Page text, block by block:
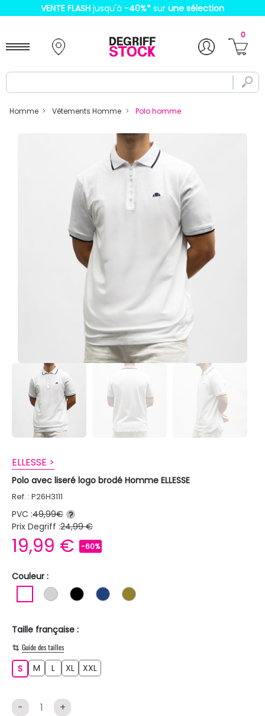
VENTE FLASH jusqu'à -40%* sur une sélection
0
Homme Vêtements Homme Polo homme
ELLESSE >
Polo avec liseré logo brodé Homme ELLESSE
Ref. : P26H3111
PVC :49,99€ ?
Prix Degriff :24,99 €
19,99 € -60%
Couleur :
BLANCGRIS CLAIR
NOIR BLEU FONCE
KAKI
Taille française :
Guide des tailles
SS M L XL XXL
- +